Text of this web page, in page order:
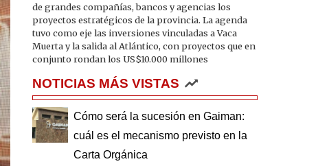
de grandes compañías, bancos y agencias los
proyectos estratégicos de la provincia. La agenda
tuvo como eje las inversiones vinculadas a Vaca
Muerta y la salida al Atlántico, con proyectos que en
conjunto rondan los US$10.000 millones
NOTICIAS MÁS VISTAS
Cómo será la sucesión en Gaiman:
cuál es el mecanismo previsto en la
Carta Orgánica